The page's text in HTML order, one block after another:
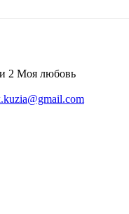
2 Моя любовь